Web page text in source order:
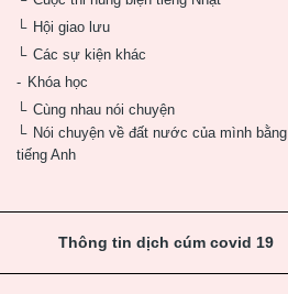
Hội giao lưu
Các sự kiện khác
Khóa học
Cùng nhau nói chuyện
Nói chuyện về đất nước của mình bằng
tiếng Anh
Thông tin dịch cúm covid 19